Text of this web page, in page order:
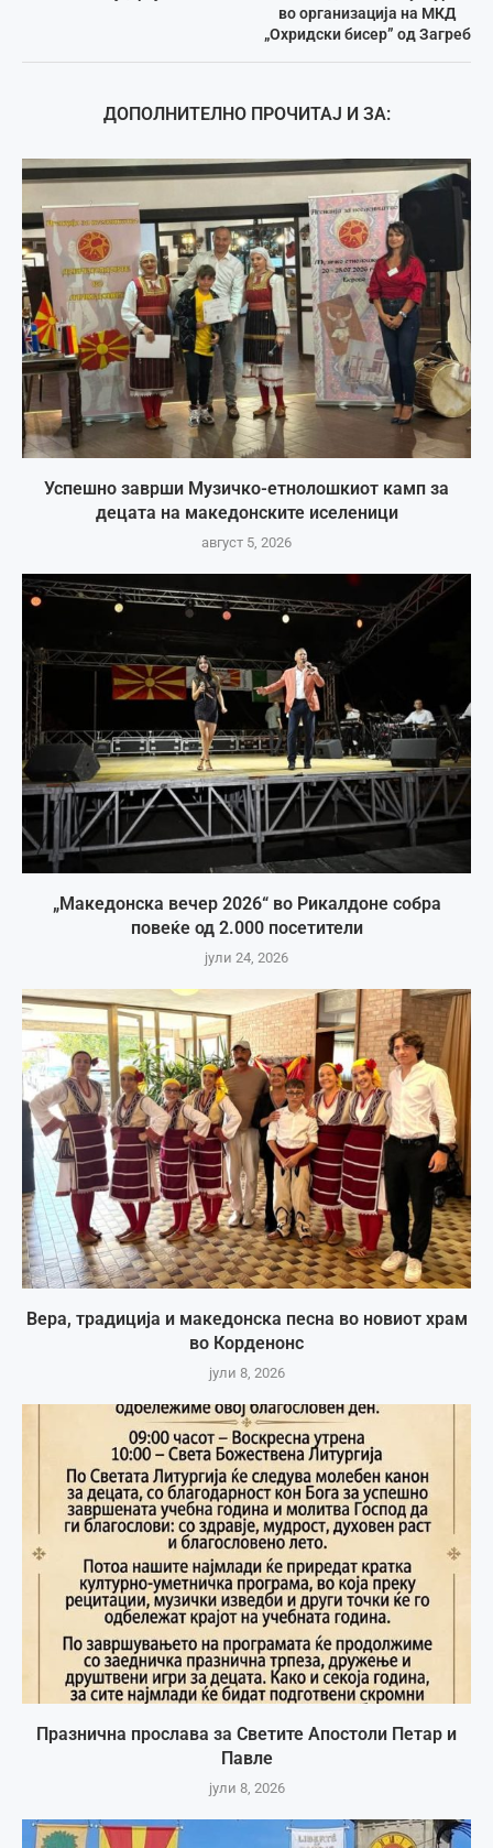
во организација на МКД
„Охридски бисер” од Загреб
ДОПОЛНИТЕЛНО ПРОЧИТАЈ И ЗА:
Успешно заврши Музичко-етнолошкиот камп за
децата на македонските иселеници
август 5, 2026
„Македонска вечер 2026“ во Рикалдоне собра
повеќе од 2.000 посетители
јули 24, 2026
Вера, традиција и македонска песна во новиот храм
во Корденонс
јули 8, 2026
Празнична прослава за Светите Апостоли Петар и
Павле
јули 8, 2026